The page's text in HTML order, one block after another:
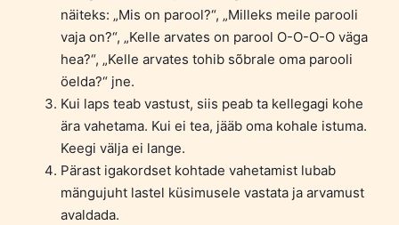
näiteks: „Mis on parool?“, „Milleks meile parooli
vaja on?“, „Kelle arvates on parool O-O-O-O väga
hea?“, „Kelle arvates tohib sõbrale oma parooli
öelda?“ jne.
Kui laps teab vastust, siis peab ta kellegagi kohe
ära vahetama. Kui ei tea, jääb oma kohale istuma.
Keegi välja ei lange.
Pärast igakordset kohtade vahetamist lubab
mängujuht lastel küsimusele vastata ja arvamust
avaldada.